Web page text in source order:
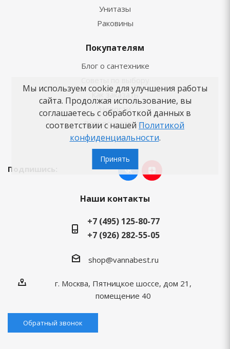
Унитазы
Раковины
Покупателям
Блог о сантехнике
Как заказать
Новости
Вопросы-ответы
Бренды
Подпишись:
Наши контакты
+7 (495) 125-80-77
+7 (926) 282-55-05
shop@vannabest.ru
г. Москва, Пятницкое шоссе, дом 21,
помещение 40
Обратный звонок
Мы используем cookie для улучшения работы
сайта. Продолжая использование, вы
соглашаетесь с обработкой данных в
соответствии с нашей Политикой
конфиденциальности.
Принять